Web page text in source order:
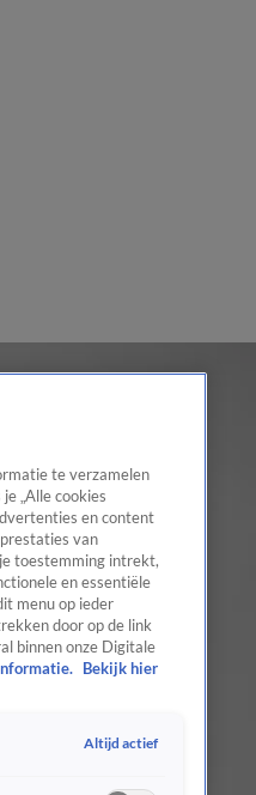
te verzamelen
„Alle cookies
en content
van
toestemming intrekt,
en essentiële
menu op ieder
door op de link
binnen onze Digitale
Bekijk hier
Altijd actief